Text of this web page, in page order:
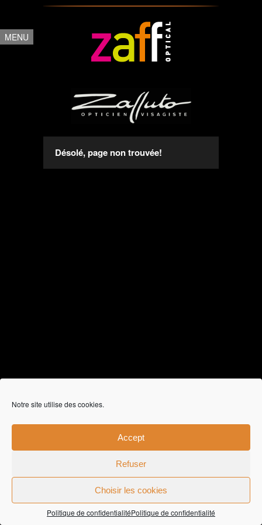
Notre site utilise des cookies.
Accept
Refuser
Choisir les cookies
Politique de confidentialitéPolitique de confidentialité
MENU
Désolé, page non trouvée!
ZAFF Optical Optique Liège | Zaffuto Opticien Visagiste
confidentialité|Création de sites Web - Miko Digital LLC